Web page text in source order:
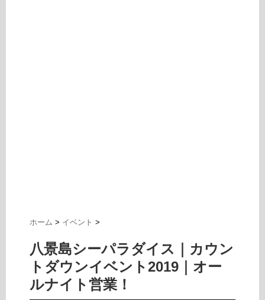
ホーム > イベント >
八景島シーパラダイス｜カウン
トダウンイベント2019｜オー
ルナイト営業！